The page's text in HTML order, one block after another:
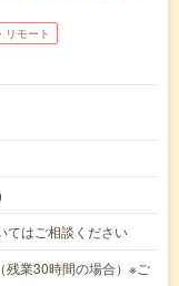
リモート
てはご相談ください
残業30時間の場合）※ご